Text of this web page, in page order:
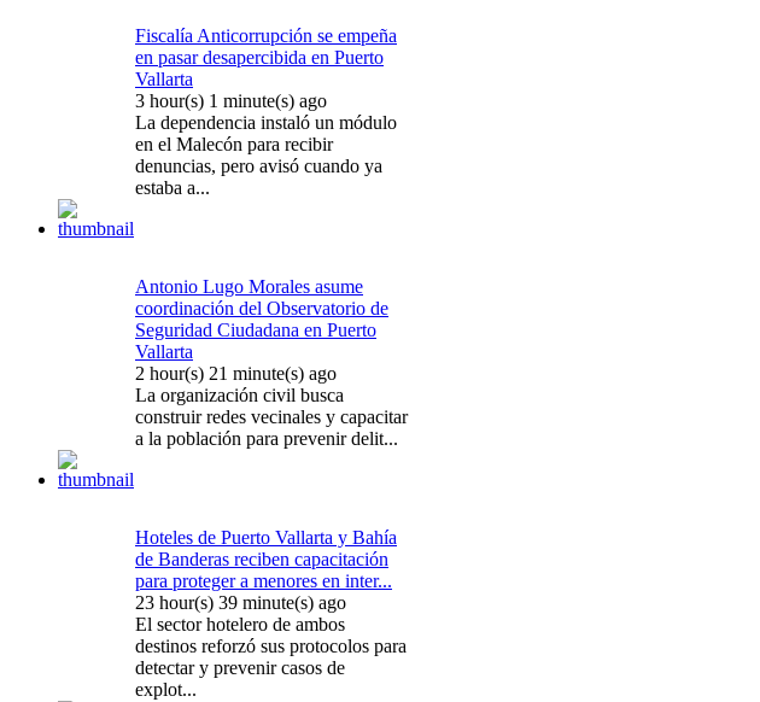
Fiscalía Anticorrupción se empeña
en pasar desapercibida en Puerto
Vallarta
3 hour(s) 1 minute(s) ago
La dependencia instaló un módulo
en el Malecón para recibir
denuncias, pero avisó cuando ya
estaba a...
Antonio Lugo Morales asume
coordinación del Observatorio de
Seguridad Ciudadana en Puerto
Vallarta
2 hour(s) 21 minute(s) ago
La organización civil busca
construir redes vecinales y capacitar
a la población para prevenir delit...
Hoteles de Puerto Vallarta y Bahía
de Banderas reciben capacitación
para proteger a menores en inter...
23 hour(s) 39 minute(s) ago
El sector hotelero de ambos
destinos reforzó sus protocolos para
detectar y prevenir casos de
explot...